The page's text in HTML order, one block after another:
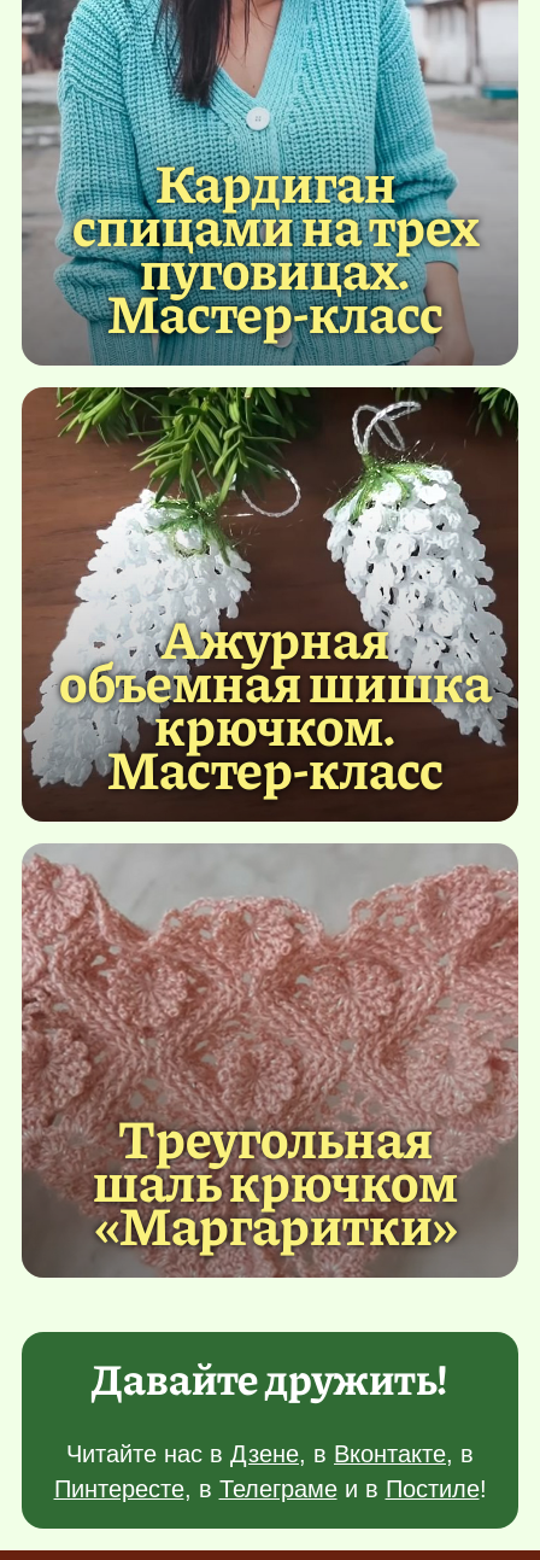
Кардиган
спицами на трех
пуговицах.
Мастер-класс
Ажурная
объемная шишка
крючком.
Мастер-класс
Треугольная
шаль крючком
«Маргаритки»
Давайте дружить!
Читайте нас в Дзене, в Вконтакте, в
Пинтересте, в Телеграмеи в Постиле!